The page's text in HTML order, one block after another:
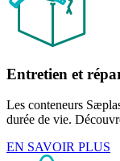
Entretien et
Les conteneurs
durée de vie.
EN SAVOIR PLUS